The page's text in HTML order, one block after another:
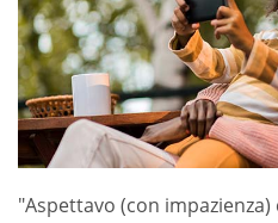
"Aspettavo (con